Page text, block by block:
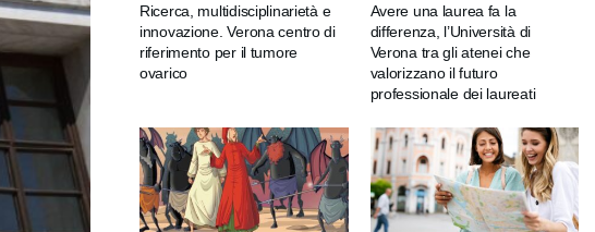
Ricerca, multidisciplinarietà e
innovazione. Verona centro di
riferimento per il tumore
ovarico
Avere una laurea fa la
differenza, l’Università di
Verona tra gli atenei che
valorizzano il futuro
professionale dei laureati